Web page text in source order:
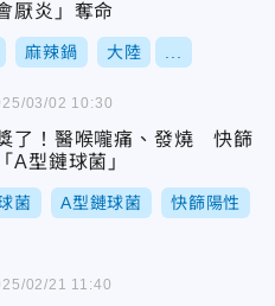
厭炎」奪命
麻辣鍋 大陸
了！醫喉嚨痛、發燒 快篩
A型鏈球菌」
菌 A型鏈球菌 快篩陽性
03/02 10:30
02/21 11:40